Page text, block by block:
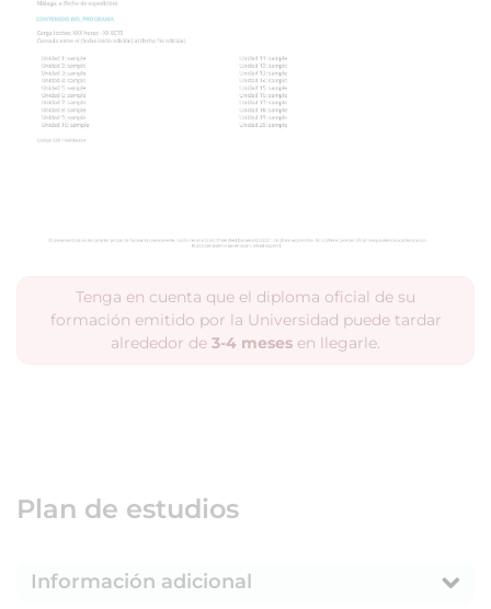
Tenga en cuenta que el diploma oficial de su
formación emitido por la Universidad puede tardar
alrededor de 3-4 meses en llegarle.
Plan de estudios
Información adicional